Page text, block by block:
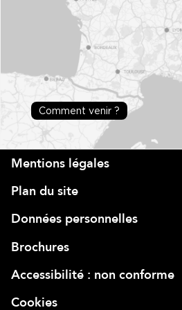
Comment venir ?
Mentions légales
Plan du site
Données personnelles
Brochures
Accessibilité : non conforme
Cookies